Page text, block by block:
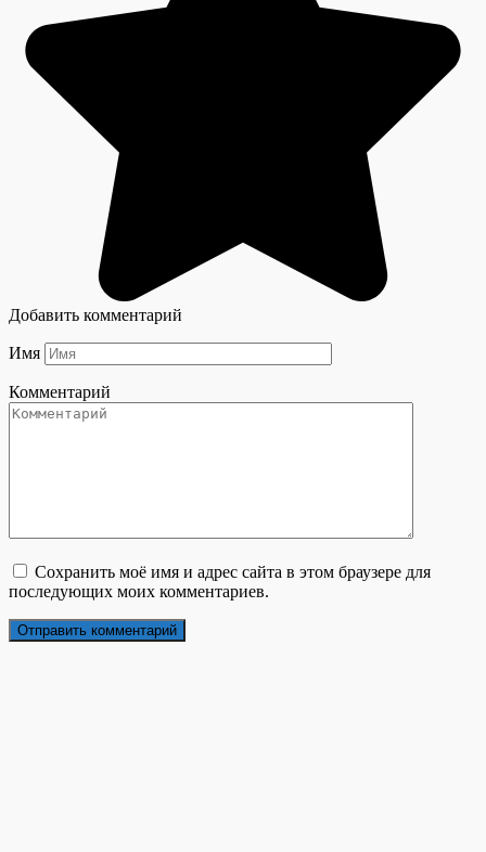
Добавить комментарий
Имя
Комментарий
Сохранить моё имя и адрес сайта в этом браузере для
последующих моих комментариев.